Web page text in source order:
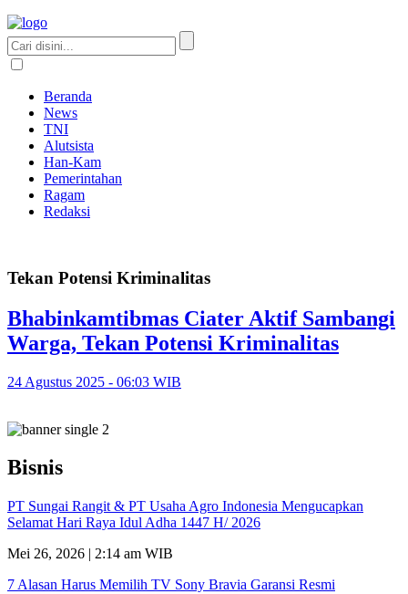
Beranda
News
TNI
Alutsista
Han-Kam
Pemerintahan
Ragam
Redaksi
Tekan Potensi Kriminalitas
Bhabinkamtibmas Ciater Aktif Sambangi
Warga, Tekan Potensi Kriminalitas
24 Agustus 2025 - 06:03 WIB
Bisnis
PT Sungai Rangit & PT Usaha Agro Indonesia Mengucapkan
Selamat Hari Raya Idul Adha 1447 H/ 2026
Mei 26, 2026 | 2:14 am WIB
7 Alasan Harus Memilih TV Sony Bravia Garansi Resmi